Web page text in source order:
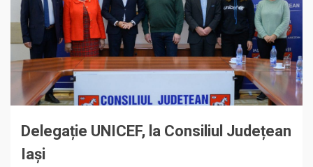
Delegație UNICEF, la Consiliul Județean
Iași